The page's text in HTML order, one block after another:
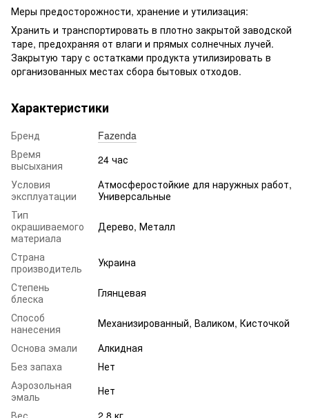
Меры предосторожности, хранение и утилизация:
Хранить и транспортировать в плотно закрытой заводской
таре, предохраняя от влаги и прямых солнечных лучей.
Закрытую тару с остатками продукта утилизировать в
организованных местах сбора бытовых отходов.
Характеристики
Бренд
Fazenda
Время
высыхания
24 час
Условия
эксплуатации
Атмосферостойкие для наружных работ,
Универсальные
Тип
окрашиваемого
материала
Дерево, Металл
Страна
производитель
Украина
Степень
блеска
Глянцевая
Способ
нанесения
Механизированный, Валиком, Кисточкой
Основа эмали
Алкидная
Без запаха
Нет
Аэрозольная
эмаль
Нет
Вес
2.8 кг